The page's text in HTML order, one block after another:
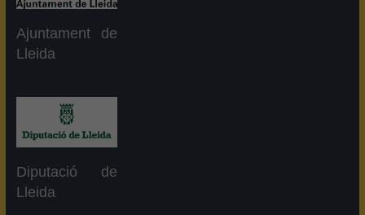
Ajuntament de
Lleida
Diputació de
Lleida